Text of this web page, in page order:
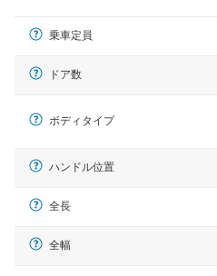
乗車定員
ドア数
ボディタイプ
ハンドル位置
全長
全幅